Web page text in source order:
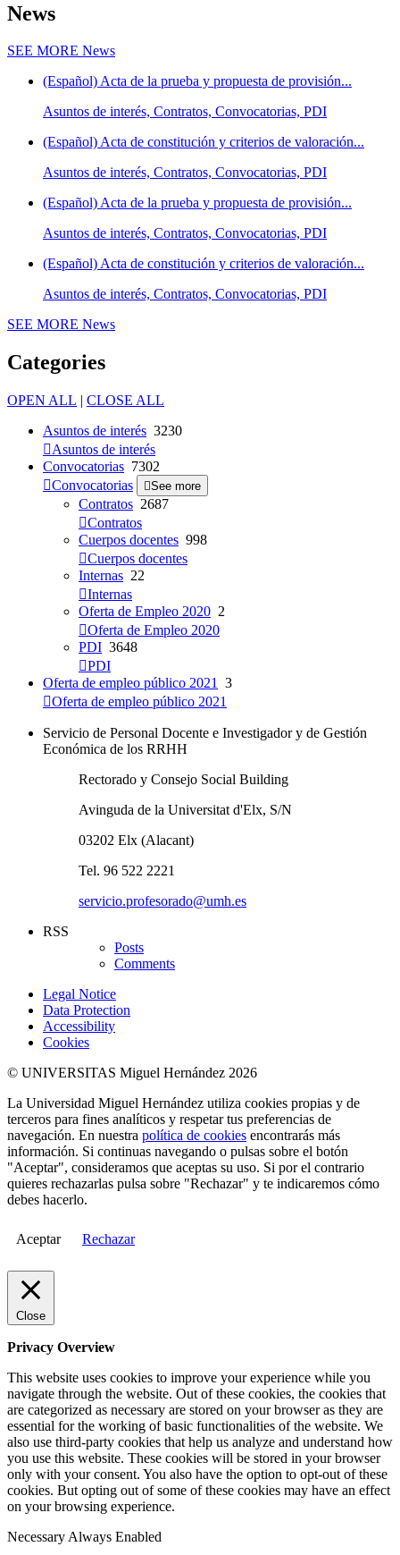
News
SEE MORE News
(Español) Acta de la prueba y propuesta de provisión...
Asuntos de interés, Contratos, Convocatorias, PDI
(Español) Acta de constitución y criterios de valoración...
Asuntos de interés, Contratos, Convocatorias, PDI
(Español) Acta de la prueba y propuesta de provisión...
Asuntos de interés, Contratos, Convocatorias, PDI
(Español) Acta de constitución y criterios de valoración...
Asuntos de interés, Contratos, Convocatorias, PDI
SEE MORE News
Categories
OPEN ALL | CLOSE ALL
Asuntos de interés 3230
Asuntos de interés
Convocatorias 7302
Convocatorias
See more
Contratos 2687
Contratos
Cuerpos docentes 998
Cuerpos docentes
Internas 22
Internas
Oferta de Empleo 2020 2
Oferta de Empleo 2020
PDI 3648
PDI
Oferta de empleo público 2021
3
Oferta de empleo público 2021
Servicio de Personal Docente e Investigador y de Gestión
Económica de los RRHH
Rectorado y Consejo Social Building
Avinguda de la Universitat d'Elx, S/N
03202 Elx (Alacant)
Tel. 96 522 2221
servicio.profesorado@umh.es
RSS
Posts
Comments
Legal Notice
Data Protection
Accessibility
Cookies
© UNIVERSITAS Miguel Hernández 2026
La Universidad Miguel Hernández utiliza cookies propias y de
terceros para fines analíticos y respetar tus preferencias de
navegación. En nuestra política de cookies encontrarás más
información. Si continuas navegando o pulsas sobre el botón
"Aceptar", consideramos que aceptas su uso. Si por el contrario
quieres rechazarlas pulsa sobre "Rechazar" y te indicaremos cómo
debes hacerlo.
Aceptar Rechazar
Close
Privacy Overview
This website uses cookies to improve your experience while you
navigate through the website. Out of these cookies, the cookies that
are categorized as necessary are stored on your browser as they are
essential for the working of basic functionalities of the website. We
also use third-party cookies that help us analyze and understand how
you use this website. These cookies will be stored in your browser
only with your consent. You also have the option to opt-out of these
cookies. But opting out of some of these cookies may have an effect
on your browsing experience.
Necessary Always Enabled